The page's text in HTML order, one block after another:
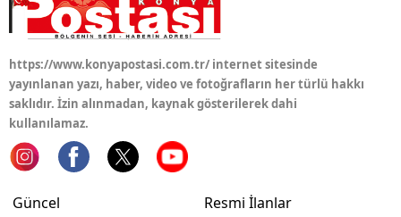
Trabzon
Tunceli
Van
https://www.konyapostasi.com.tr/ internet sitesinde
yayınlanan yazı, haber, video ve fotoğrafların her türlü hakkı
saklıdır. İzin alınmadan, kaynak gösterilerek dahi
kullanılamaz.
Güncel
Resmi İlanlar